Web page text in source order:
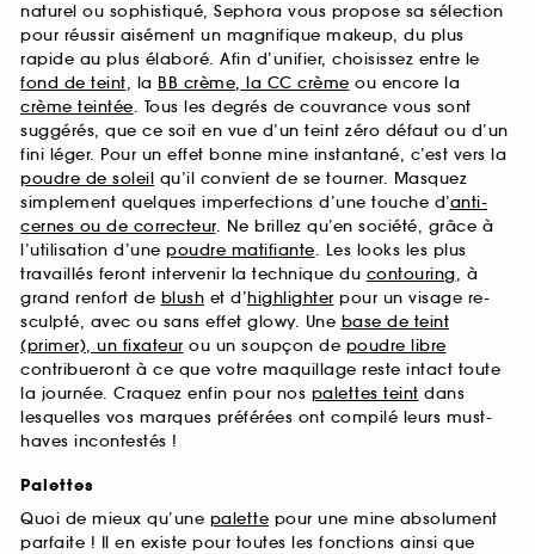
naturel ou sophistiqué, Sephora vous propose sa sélection
pour réussir aisément un magnifique makeup, du plus
rapide au plus élaboré. Afin d’unifier, choisissez entre le
fond de teint, la BB crème, la CC crème ou encore la
crème teintée. Tous les degrés de couvrance vous sont
suggérés, que ce soit en vue d’un teint zéro défaut ou d’un
fini léger. Pour un effet bonne mine instantané, c’est vers la
poudre de soleil qu’il convient de se tourner. Masquez
simplement quelques imperfections d’une touche d’anti-
cernes ou de correcteur. Ne brillez qu’en société, grâce à
l’utilisation d’une poudre matifiante. Les looks les plus
travaillés feront intervenir la technique du contouring, à
grand renfort de blush et d’highlighter pour un visage re-
sculpté, avec ou sans effet glowy. Une base de teint
(primer), un fixateur ou un soupçon de poudre libre
contribueront à ce que votre maquillage reste intact toute
la journée. Craquez enfin pour nos palettes teint dans
lesquelles vos marques préférées ont compilé leurs must-
haves incontestés !
Palettes
Quoi de mieux qu’une palette pour une mine absolument
parfaite ! Il en existe pour toutes les fonctions ainsi que